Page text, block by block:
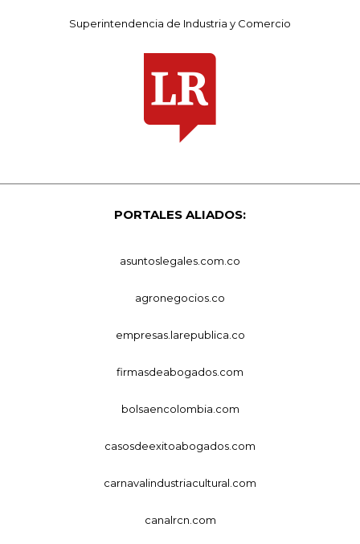
Superintendencia de Industria y Comercio
PORTALES ALIADOS:
asuntoslegales.com.co
agronegocios.co
empresas.larepublica.co
firmasdeabogados.com
bolsaencolombia.com
casosdeexitoabogados.com
carnavalindustriacultural.com
canalrcn.com